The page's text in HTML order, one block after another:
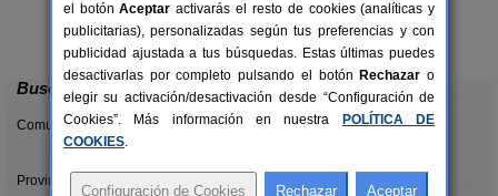
6+2 pers.
desde20 €
Bordaberri
Ciáurriz (Navarra)
Buscar
Comunidades:
Provincias/Islas:
el botónAceptar activarás el resto de cookies (analíticas y
publicitarias), personalizadas según tus preferencias y con
publicidad ajustada a tus búsquedas. Estas últimas puedes
desactivarlas por completo pulsando el botón Rechazar o
elegir su activación/desactivación desde “Configuración de
Cookies”. Más información en nuestra
POLÍTICA DE
COOKIES.